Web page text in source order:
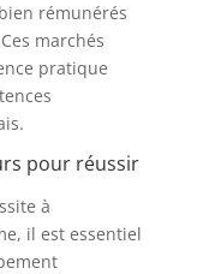
rémunérés
marchés
pratique
pour réussir
à
il est essentiel